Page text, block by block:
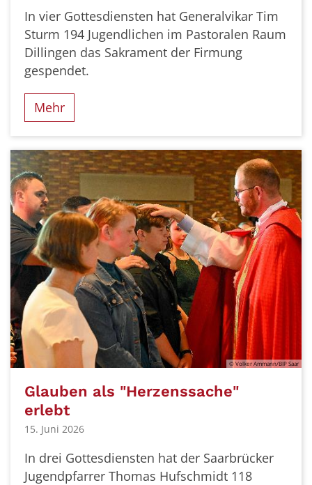
In vier Gottesdiensten hat Generalvikar Tim
Sturm 194 Jugendlichen im Pastoralen Raum
Dillingen das Sakrament der Firmung
gespendet.
Mehr
© Volker Ammann/BIP Saar
Glauben als "Herzenssache"
erlebt
15. Juni 2026
In drei Gottesdiensten hat der Saarbrücker
Jugendpfarrer Thomas Hufschmidt 118